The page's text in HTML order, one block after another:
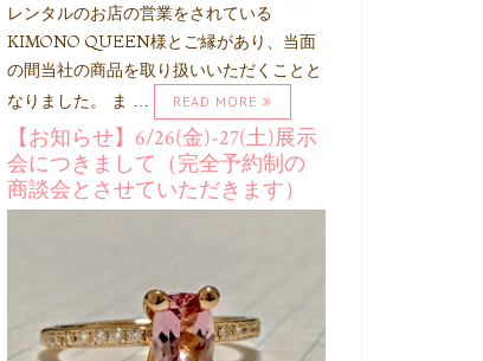
レンタルのお店の営業をされている
KIMONO QUEEN様とご縁があり、当面
の間当社の商品を取り扱いいただくことと
なりました。 ま …
READ MORE
【お知らせ】6/26(金)-27(土)展示
会につきまして（完全予約制の
商談会とさせていただきます）